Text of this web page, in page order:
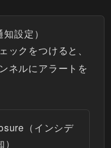
設定）
ックをつけると、
ネルにアラートを
（インシデ